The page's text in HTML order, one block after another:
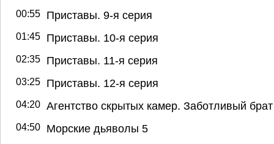
00:55 Приставы. 9-я серия
01:45 Приставы. 10-я серия
02:35 Приставы. 11-я серия
03:25 Приставы. 12-я серия
04:20 Агентство скрытых камер. Заботливый брат
04:50 Морские дьяволы 5